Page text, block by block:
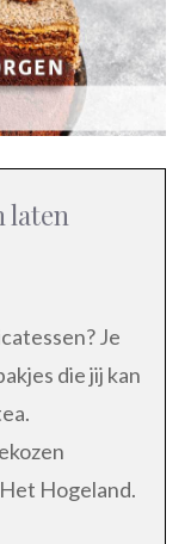
laten
Je
die jij kan
Hogeland.